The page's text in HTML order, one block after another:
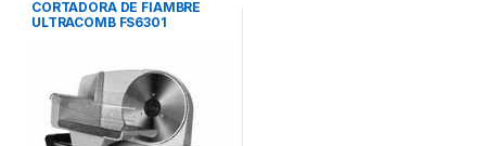
ELECTRODOMESTICOS
CORTADORA DE FIAMBRE
ULTRACOMB FS6301